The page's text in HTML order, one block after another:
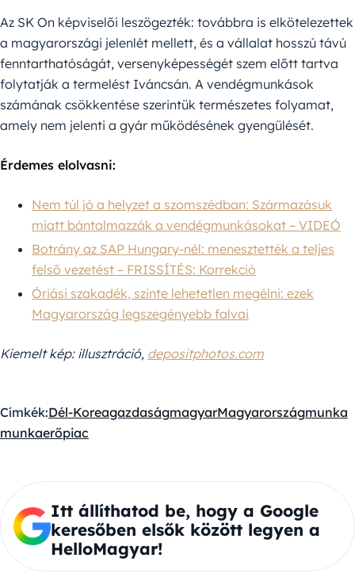
Az SK On képviselői leszögezték: továbbra is elkötelezettek
a magyarországi jelenlét mellett, és a vállalat hosszú távú
fenntarthatóságát, versenyképességét szem előtt tartva
folytatják a termelést Iváncsán. A vendégmunkások
számának csökkentése szerintük természetes folyamat,
amely nem jelenti a gyár működésének gyengülését.
Érdemes elolvasni:
Nem túl jó a helyzet a szomszédban: Származásuk
miatt bántalmazzák a vendégmunkásokat – VIDEÓ
Botrány az SAP Hungary-nél: menesztették a teljes
felső vezetést – FRISSÍTÉS: Korrekció
Óriási szakadék, szinte lehetetlen megélni: ezek
Magyarország legszegényebb falvai
Kiemelt kép: illusztráció, depositphotos.com
Címkék:Dél-KoreagazdaságmagyarMagyarországmunka
munkaerőpiac
Itt állíthatod be, hogy a Google
keresőben elsők között legyen a
HelloMagyar!